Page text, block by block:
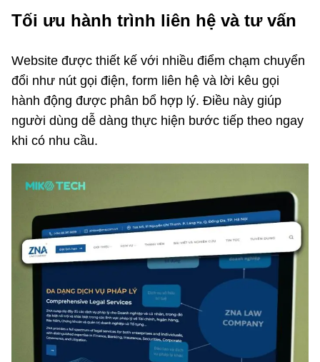
Tối ưu hành trình liên hệ và tư vấn
Website được thiết kế với nhiều điểm chạm chuyển
đổi như nút gọi điện, form liên hệ và lời kêu gọi
hành động được phân bổ hợp lý. Điều này giúp
người dùng dễ dàng thực hiện bước tiếp theo ngay
khi có nhu cầu.